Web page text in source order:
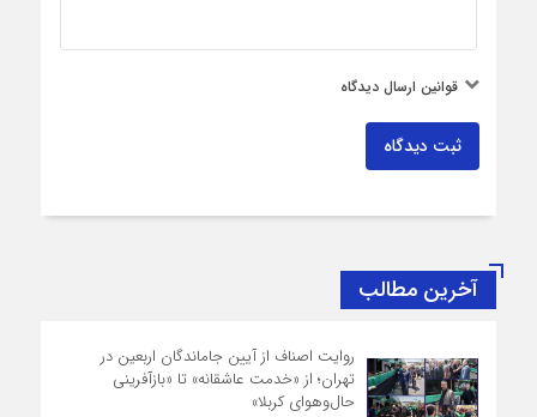
قوانین ارسال دیدگاه
ثبت دیدگاه
آخرین مطالب
روایت اصناف از آیین جاماندگان اربعین در
تهران؛ از «خدمت عاشقانه» تا «بازآفرینی
حال‌وهوای کربلا»